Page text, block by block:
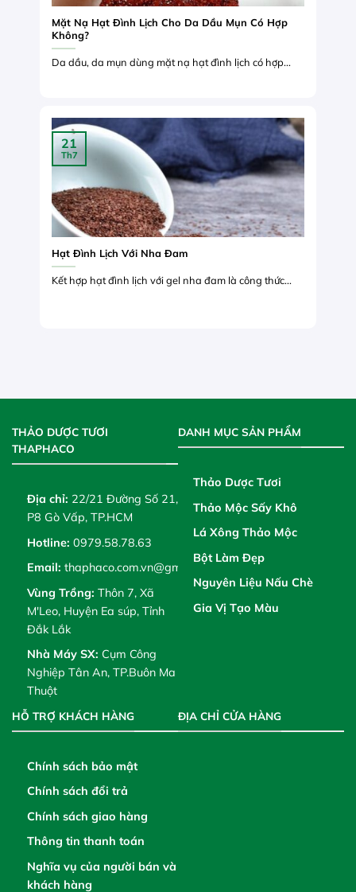
Mặt Nạ Hạt Đình Lịch Cho Da Dầu Mụn Có Hợp
Không?
Da dầu, da mụn dùng mặt nạ hạt đình lịch có hợp...
Hạt Đình Lịch Với Nha Đam
Kết hợp hạt đình lịch với gel nha đam là công thức...
21
Th7
THẢO DƯỢC TƯƠI
THAPHACO
Địa chỉ: 22/21 Đường Số 21,
P8 Gò Vấp, TP.HCM
Hotline: 0979.58.78.63
Email: thaphaco.com.vn@gmail.com
Vùng Trồng: Thôn 7, Xã
M'Leo, Huyện Ea súp, Tỉnh
Đắk Lắk
Nhà Máy SX: Cụm Công
Nghiệp Tân An, TP.Buôn Ma
Thuột
DANH MỤC SẢN PHẨM
Thảo Dược Tươi
Thảo Mộc Sấy Khô
Lá Xông Thảo Mộc
Bột Làm Đẹp
Nguyên Liệu Nấu Chè
Gia Vị Tạo Màu
HỖ TRỢ KHÁCH HÀNG
Chính sách bảo mật
Chính sách đổi trả
Chính sách giao hàng
Thông tin thanh toán
Nghĩa vụ của người bán và
khách hàng
ĐỊA CHỈ CỬA HÀNG